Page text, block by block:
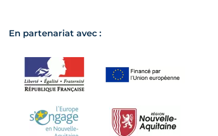
En partenariat avec :